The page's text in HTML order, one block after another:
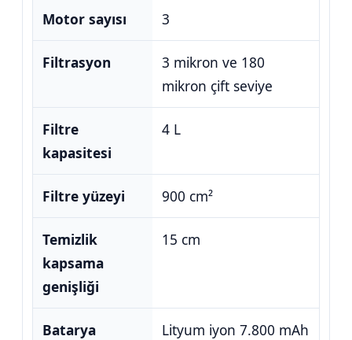
Motor sayısı 3
Filtrasyon
3 mikron ve 180
mikron çift seviye
Filtre
kapasitesi
4 L
Filtre yüzeyi 900 cm²
Temizlik
kapsama
genişliği
15 cm
Batarya Lityum iyon 7.800 mAh